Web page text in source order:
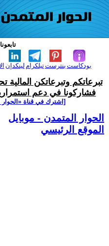
لينكدإن تيلكرامبنترست بودكاست
تبرعاتكم وتبرعاتكن المالية
فشاركونا في دعم
[اشترك في قناة
الحوار المتمدن - موبايل
الموقع الرئيسي